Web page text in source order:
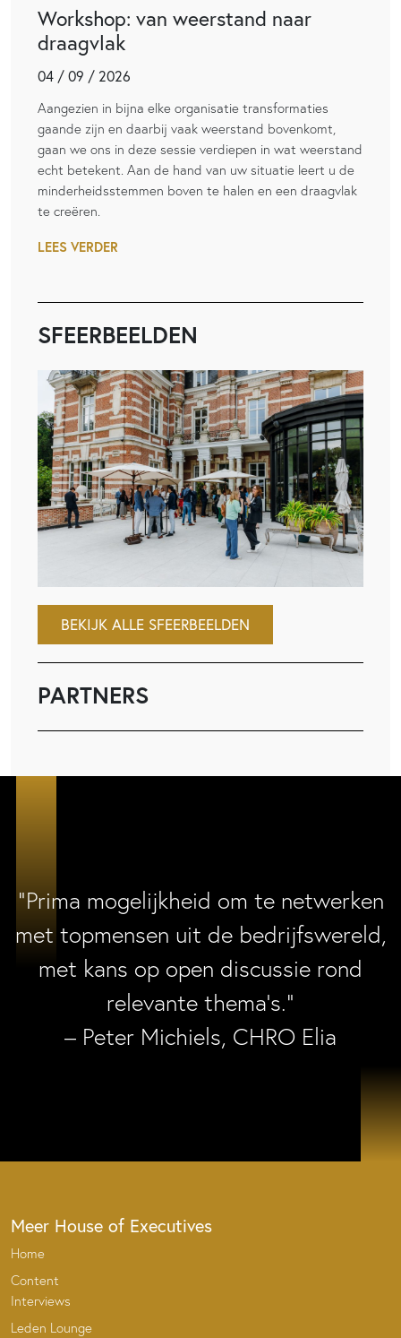
Workshop: van weerstand naar
draagvlak
04 / 09 / 2026
Aangezien in bijna elke organisatie transformaties
gaande zijn en daarbij vaak weerstand bovenkomt,
gaan we ons in deze sessie verdiepen in wat weerstand
echt betekent. Aan de hand van uw situatie leert u de
minderheidsstemmen boven te halen en een draagvlak
te creëren.
LEES VERDER
SFEERBEELDEN
BEKIJK ALLE SFEERBEELDEN
PARTNERS
“Prima mogelijkheid om te netwerken
met topmensen uit de bedrijfswereld,
met kans op open discussie rond
relevante thema’s.”
– Peter Michiels, CHRO Elia
Meer House of Executives
Home
Content
Interviews
Leden Lounge